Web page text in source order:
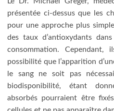
présentée ci-dessus que les
pour une approche plus
des taux d’antioxydants
consommation.
possibilité que l’apparition
le sang ne soit pas
biodisponibilité, étant
absorbés pourraient être